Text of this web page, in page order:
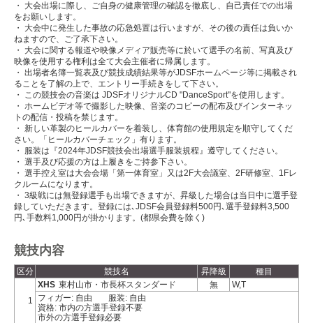
・ 大会出場に際し、ご自身の健康管理の確認を徹底し、自己責任での出場
をお願いします。
・ 大会中に発生した事故の応急処置は行いますが、その後の責任は負いか
ねますので、ご了承下さい。
・ 大会に関する報道や映像メディア販売等に於いて選手の名前、写真及び
映像を使用する権利は全て大会主催者に帰属します。
・ 出場者名簿一覧表及び競技成績結果等がJDSFホームページ等に掲載され
ることを了解の上で、エントリー手続きをして下さい。
・ この競技会の音楽は JDSFオリジナルCD "DanceSport"を使用します。
・ ホームビデオ等で撮影した映像、音楽のコピーの配布及びインターネッ
トの配信・投稿を禁じます。
・ 新しい革製のヒールカバーを着装し、体育館の使用規定を順守してくだ
さい。「ヒールカバーチェック」有ります。
・ 服装は『2024年JDSF競技会出場選手服装規程』遵守してください。
・ 選手及び応援の方は上履きをご持参下さい。
・ 選手控え室は大会会場「第一体育室」又は2F大会議室、2F研修室、1Fレ
クルームになります。
・ 3級戦には無登録選手も出場できますが、昇級した場合は当日中に選手登
録していただきます。登録には､JDSF会員登録料500円､選手登録料3,500
円､手数料1,000円が掛かります。(都県会費を除く)
競技内容
区分 競技名 昇降級 種目
1
XHS 東村山市・市長杯スタンダード 無
W,T
フィガー: 自由
服装: 自由
資格: 市内の方選手登録不要
市外の方選手登録必要